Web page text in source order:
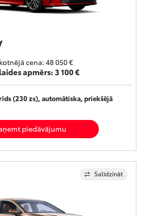
cena: 48 050 €
apmērs:3 100 €
(230 zs), automātiska, priekšējā
piedāvājumu
Salīdzināt